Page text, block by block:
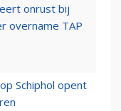
onrust bij
overname TAP
Schiphol opent